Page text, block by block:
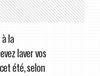
la
laver vos
été, selon